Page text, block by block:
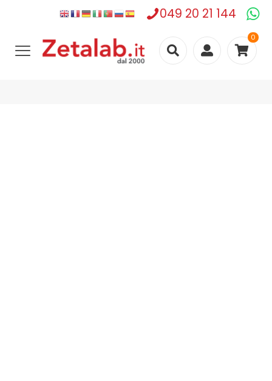
049 20 21 144
0